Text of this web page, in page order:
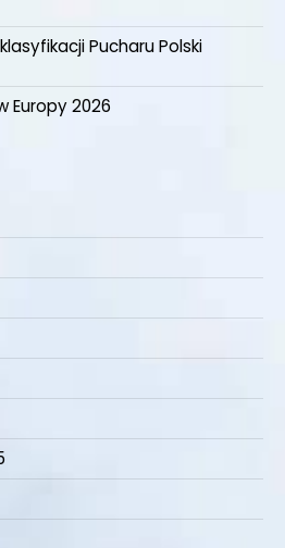
Pucharu Polski
Europy 2026